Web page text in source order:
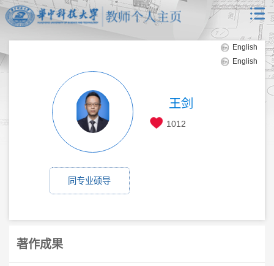
English
English
王剑
1012
同专业硕导
著作成果